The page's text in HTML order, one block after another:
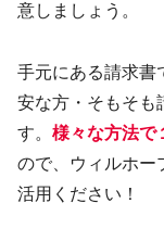
意しましょう。
手元にある請求書
安な方・そもそも
す。 様々な方法で
ので、ウィルホー
活用ください！